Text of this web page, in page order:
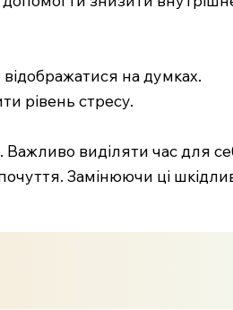
на думках.
рівень стресу.
виділяти час для
Замінюючи ці